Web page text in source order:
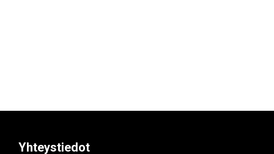
Yhteystiedot